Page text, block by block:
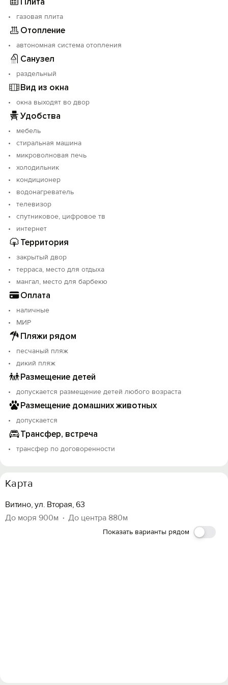
строениями.
Подача воды постоянная, вода горячая
круглосуточно.
Данное предложение для тех кто устал от городской
суеты и желает проводить летний отдых на берегу
моря.
Уточняйте стоимость за коттедж на период Вашего
газовая плита
Отопление
автономная система отопления
Санузел
раздельный
Вид из окна
окна выходят во двор
Удобства
мебель
стиральная машина
микроволновая печь
холодильник
кондиционер
водонагреватель
телевизор
спутниковое, цифровое тв
интернет
Территория
закрытый двор
терраса, место для отдыха
мангал, место для барбекю
Оплата
наличные
МИР
Пляжи рядом
песчаный пляж
дикий пляж
Размещение детей
допускается размещение детей любого возраста
Размещение домашних животных
допускается
Трансфер, встреча
трансфер по договоренности
Карта
Витино, ул. Вторая, 63
До моря 900м
До центра 880м
Показать варианты рядом